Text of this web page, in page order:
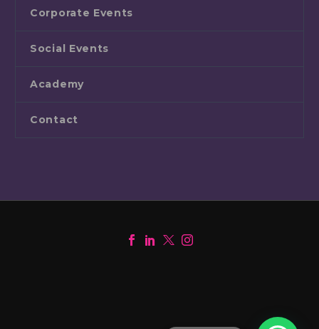
Corporate Events
Social Events
Academy
Contact